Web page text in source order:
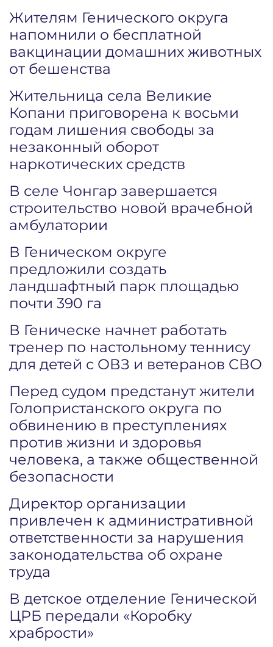
Жителям Генического округа
напомнили о бесплатной
вакцинации домашних животных
от бешенства
Жительница села Великие
Копани приговорена к восьми
годам лишения свободы за
незаконный оборот
наркотических средств
В селе Чонгар завершается
строительство новой врачебной
амбулатории
В Геническом округе
предложили создать
ландшафтный парк площадью
почти 390 га
В Геническе начнет работать
тренер по настольному теннису
для детей с ОВЗ и ветеранов СВО
Перед судом предстанут жители
Голопристанского округа по
обвинению в преступлениях
против жизни и здоровья
человека, а также общественной
безопасности
Директор организации
привлечен к административной
ответственности за нарушения
законодательства об охране
труда
В детское отделение Генической
ЦРБ передали «Коробку
храбрости»